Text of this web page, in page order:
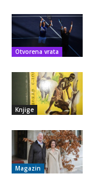
Otvorena vrata
Knjige
Magazin